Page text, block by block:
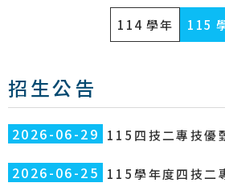
114 學年 115
招生公告
2026-06-29 115四技二專技優
2026-06-25
115學年度四技二